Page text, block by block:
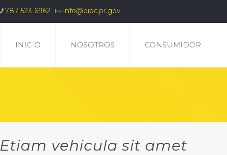
787-523-6962 info@oipc.pr.gov
INICIO NOSOTROS CONSUMIDOR
Etiam vehicula sit amet